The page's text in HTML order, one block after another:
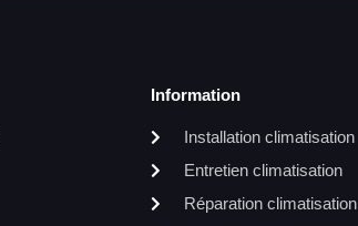
Information
Installation climatisation
Entretien climatisation
Réparation climatisation